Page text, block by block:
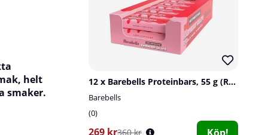
helt
smaker.
12 x Barebells Proteinbars, 55 g (Raspberry Gelato)
Barebells
0
269 kr360 kr